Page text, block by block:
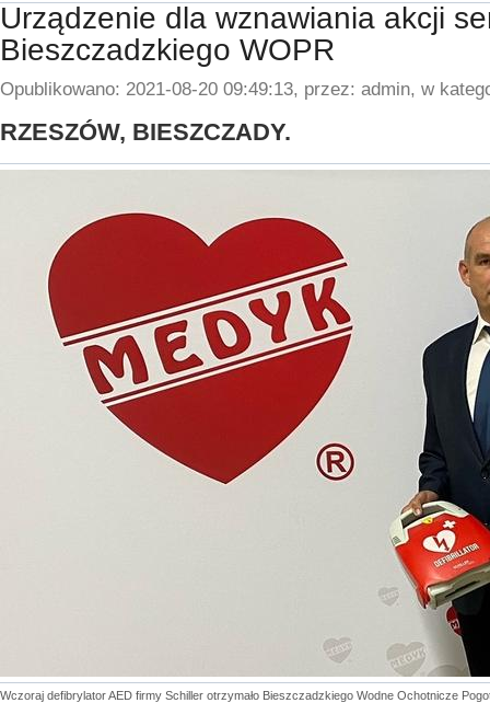
Urządzenie dla wznawiania akcji
Bieszczadzkiego WOPR
Opublikowano: 2021-08-20 09:49:13, przez: admin, w
RZESZÓW, BIESZCZADY.
Wczoraj defibrylator AED firmy Schiller otrzymało Bieszczadzkiego Wodne Ochotnicze